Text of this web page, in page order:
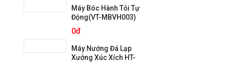
Máy Bóc Hành Tỏi Tự
Động(VT-MBVH003)
0đ
Máy Nướng Đá Lạp
Xưởng Xúc Xích HT-